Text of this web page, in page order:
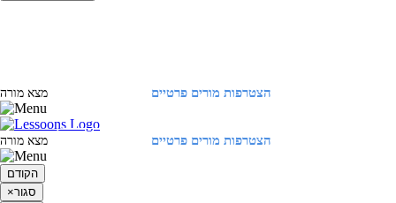
הצטרפות מורים פרטיים מצא מורה
הצטרפות מורים פרטיים מצא מורה
הקודם
×סגור